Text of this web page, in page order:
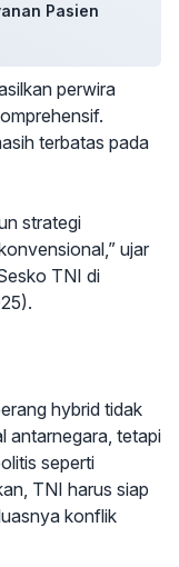
Pasien
perwira
terbatas pada
strategi
ujar
TNI di
hybrid tidak
antarnegara, tetapi
seperti
TNI harus siap
konflik